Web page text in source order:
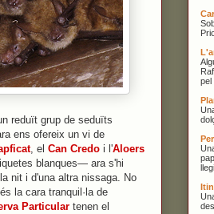
reduït grup de seduïts
ens ofereix un vi de
, el Can Credo i l'Aloers
blanques— ara s'hi
nit i d'una altra nissaga. No
és la cara tranquil·la de
Particular tenen el
pel